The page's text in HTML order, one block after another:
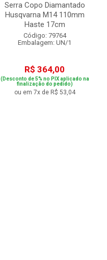
Serra Copo Diamantado
Husqvarna M14 110mm
Haste 17cm
Código: 79764
Embalagem: UN/1
R$ 364,00
(Desconto de 5% no PIX aplicado na
finalização do pedido)
ou em 7x de R$ 53,04